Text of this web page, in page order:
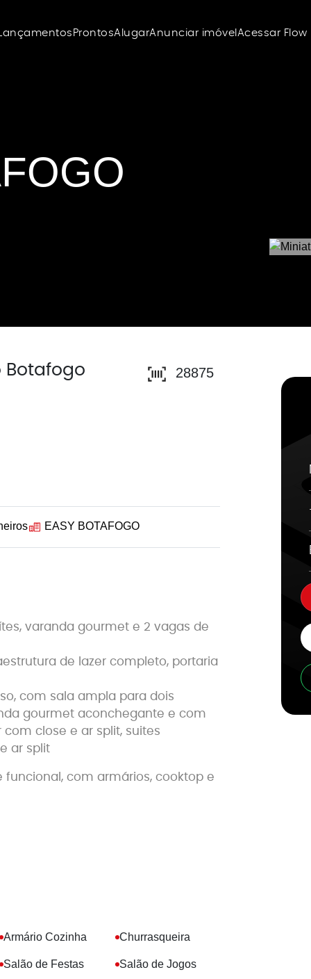
ProntosAlugarAnunciar imóvel Acessar Flow
Botafogo 28875
EASY BOTAFOGO
varanda gourmet e 2 vagas de
de lazer completo, portaria
com sala ampla para dois
gourmet aconchegante e com
close e ar split, suites
ar split
com armários, cooktop e
Armário Cozinha Churrasqueira
Salão de Festas Salão de Jogos